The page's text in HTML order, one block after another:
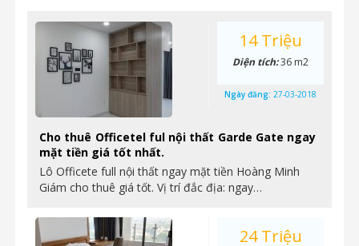
Cho thuê Officetel ful nội thất Garde Gate ngay
mặt tiền giá tốt nhất.
Lô Officete full nội thất ngay mặt tiền Hoàng Minh
Giám cho thuê giá tốt. Vị trí đắc địa: ngay…
14 Triệu
Diện tích:36 m2
Ngày đăng: 27-03-2018
24 Triệu